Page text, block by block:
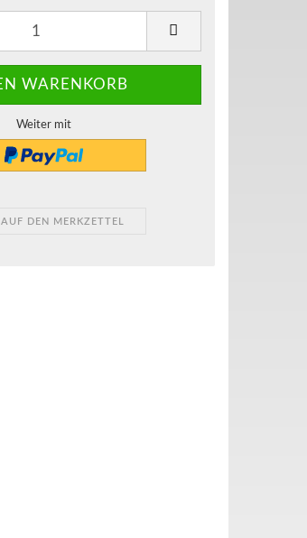
Weiter mit
AUF DEN MERKZETTEL